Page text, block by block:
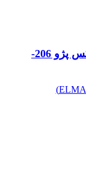
-الما-بلبرینگ 6205 شفت دوم گیربکس پژو 206-